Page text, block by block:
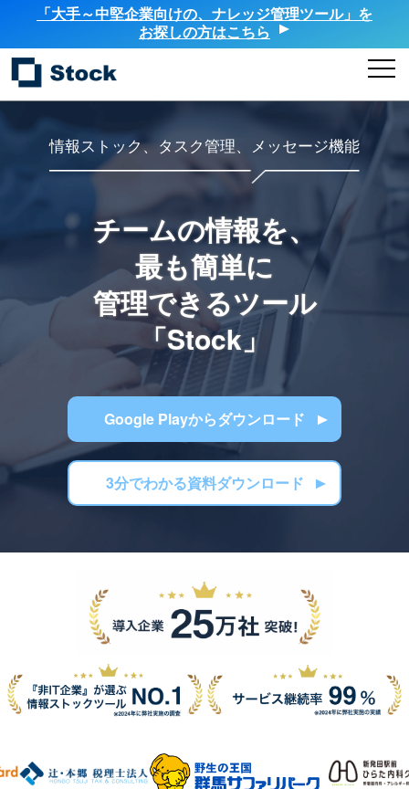
「大手～中堅企業向けの、ナレッジ管理ツール」を
お探しの方はこちら
情報ストック、タスク管理、メッセージ機能
チームの情報を、
最も簡単に
管理できるツール
「Stock」
Google Playからダウンロード
3分でわかる資料ダウンロード